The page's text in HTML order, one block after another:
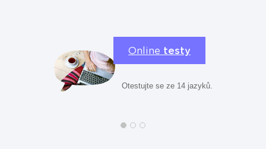
Online testy
Otestujte se ze 14 jazyků.